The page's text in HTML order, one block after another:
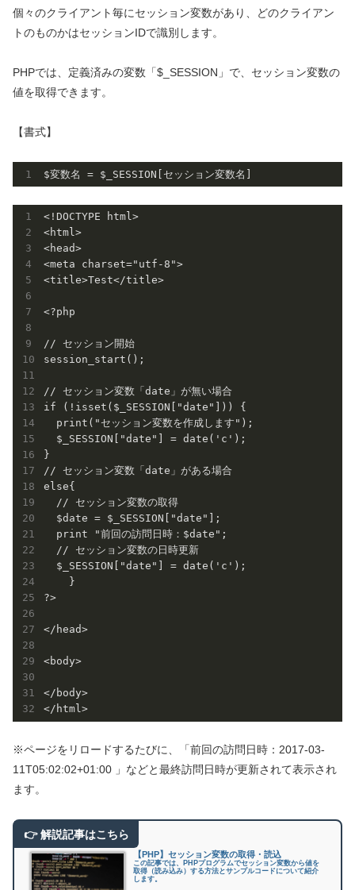
個々のクライアント毎にセッション変数があり、どのクライアン
トのものかはセッションIDで識別します。
PHPでは、定義済みの変数「$_SESSION」で、セッション変数の
値を取得できます。
【書式】
<!DOCTYPE html>
<html>
<head>
<meta charset="utf-8">
<title>Test</title>
<?php
// セッション開始
session_start();
// セッション変数「date」が無い場合
if (!isset($_SESSION["date"])) {
  print("セッション変数を作成します");
  $_SESSION["date"] = date('c');
}
// セッション変数「date」がある場合
else{
  // セッション変数の取得
  $date = $_SESSION["date"];
  print "前回の訪問日時：$date";
  // セッション変数の日時更新
  $_SESSION["date"] = date('c');
    }
?>
</head>
<body>
</body>
※ページをリロードするたびに、「前回の訪問日時：2017-03-
11T05:02:02+01:00 」などと最終訪問日時が更新されて表示され
ます。
【PHP】セッション変数の取得・読込
この記事では、PHPプログラムでセッション変数から値を
取得（読み込み）する方法とサンプルコードについて紹介
します。